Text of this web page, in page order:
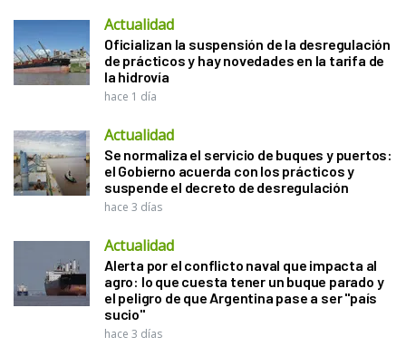
Actualidad
Oficializan la suspensión de la desregulación
de prácticos y hay novedades en la tarifa de
la hidrovía
hace 1 día
Actualidad
Se normaliza el servicio de buques y puertos:
el Gobierno acuerda con los prácticos y
suspende el decreto de desregulación
hace 3 días
Actualidad
Alerta por el conflicto naval que impacta al
agro: lo que cuesta tener un buque parado y
el peligro de que Argentina pase a ser "país
sucio"
hace 3 días